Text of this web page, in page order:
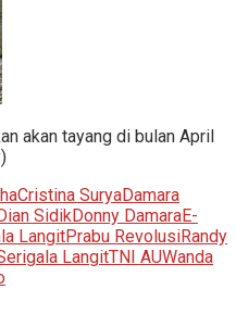
akan tayang di bulan April
Cristina SuryaDamara
SidikDonny DamaraE-
LangitPrabu RevolusiRandy
LangitTNI AUWanda